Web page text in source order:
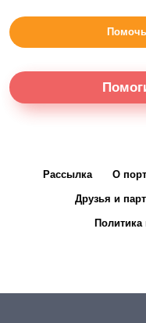
Рассылка О
Друзья и